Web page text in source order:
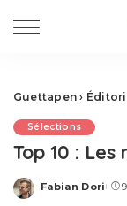
Guettapen ›
Sélections
Top 10 :
Posted
Fabian Dori